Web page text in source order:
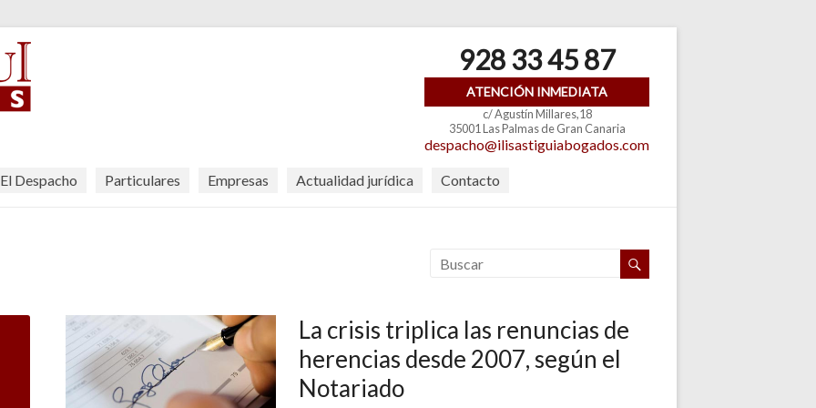
928 33 45 87
ATENCIÓN INMEDIATA
c/ Agustín Millares,18
35001 Las Palmas de Gran Canaria
despacho@ilisastiguiabogados.com
El Despacho Particulares Empresas Actualidad jurídica Contacto
La crisis triplica las renuncias de
herencias desde 2007, según el
Notariado